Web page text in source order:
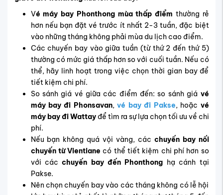
Vé máy bay Phonthong mùa thấp điểm thường rẻ
hơn nếu bạn đặt vé trước ít nhất 2-3 tuần, đặc biệt
vào những tháng không phải mùa du lịch cao điểm.
Các chuyến bay vào giữa tuần (từ thứ 2 đến thứ 5)
thường có mức giá thấp hơn so với cuối tuần. Nếu có
thể, hãy linh hoạt trong việc chọn thời gian bay để
tiết kiệm chi phí.
So sánh giá vé giữa các điểm đến: so sánh giá vé
máy bay đi Phonsavan,vé bay đi Pakse, hoặc vé
máy bay đi Wattayđể tìm ra sự lựa chọn tối ưu về chi
phí.
Nếu bạn không quá vội vàng, các chuyến bay nối
chuyến từ Vientiane có thể tiết kiệm chi phí hơn so
với cácchuyến bay đến Phonthong hạ cánh tại
Pakse.
Nên chọn chuyến bay vào các tháng không có lễ hội